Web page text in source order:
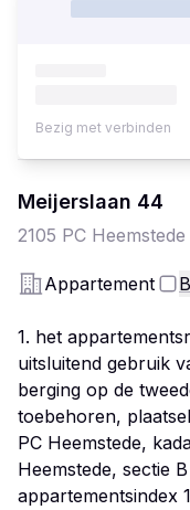
Meijerslaan 44
2105 PC Heemstede
Appartement
1. het
uitsluitend gebruik
berging op de
toebehoren,
PC Heemstede,
Heemstede, sectie
appartementsindex
Bezig met verbinden